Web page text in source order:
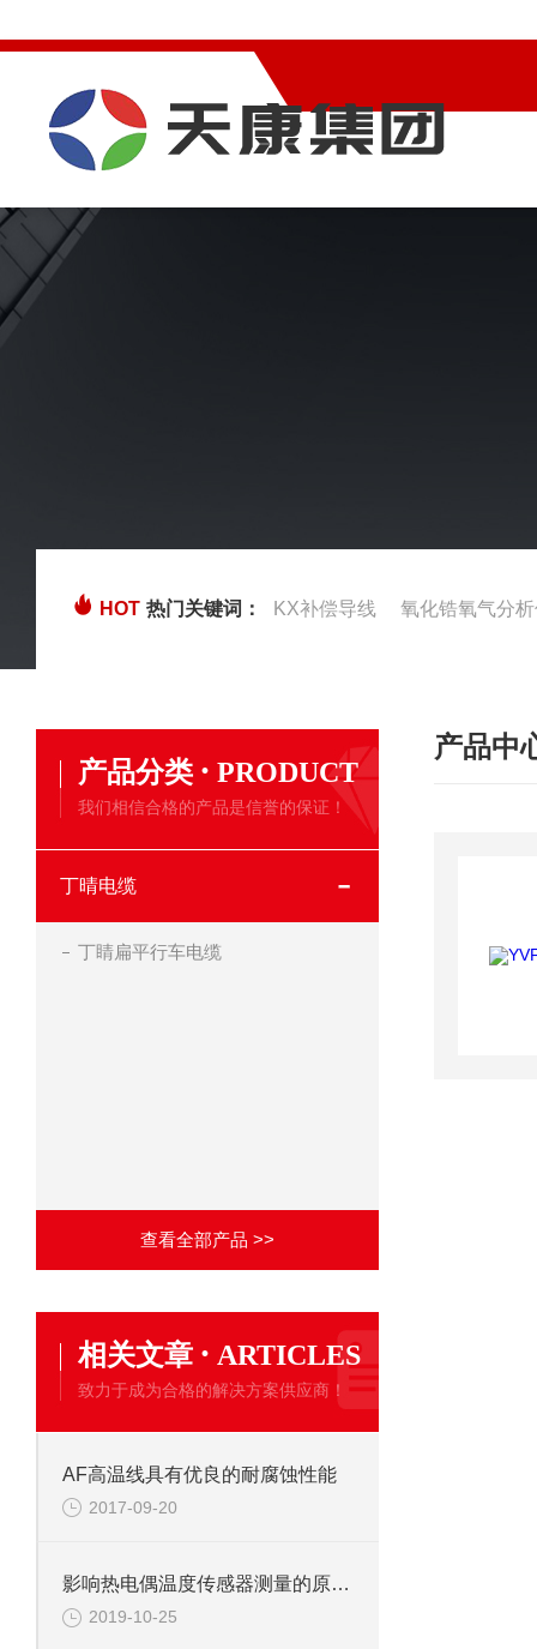
HOT 热门关键词： KX补偿导线 氧化锆氧气分
产品分类 · PRODUCT
我们相信合格的产品是信誉的保证！
丁晴电缆
丁睛扁平行车电缆
查看全部产品 >>
相关文章 · ARTICLES
致力于成为合格的解决方案供应商！
AF高温线具有优良的耐腐蚀性能
2017-09-20
影响热电偶温度传感器测量的原因分析
2019-10-25
产品中